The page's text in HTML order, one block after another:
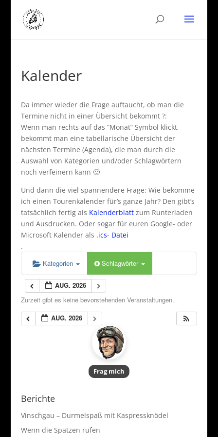
Kalender
Da immer wieder die Frage auftaucht, ob man die
Termine nicht in einer Übersicht bekommt ?:
Wenn man rechts auf das “Monat” Symbol klickt,
bekommt man eine tabellarische Übersicht der
nächsten Termine (Agenda), die man durch die
Auswahl von Kategorien und/oder Schlagwörtern
noch verfeinern kann 🙂
Und dann die viel spannendere Frage: Wie bekomme
ich einen Tourenkalender für’s ganze Jahr? Den gibt’s
tatsächlich fertig als Kalenderblattzum Runterladen
und Ausdrucken. Oder sogar für euren Google- oder
Microsoft Kalender als .ics- Datei
.
Kategorien
Schlagwörter
AUG. 2026
Zurzeit gibt es keine bevorstehenden Veranstaltungen.
AUG. 2026
Frag mich
Berichte
Vinschgau – Durmelspaß mit Kaspressknödel
Wenn die Spatzen rufen